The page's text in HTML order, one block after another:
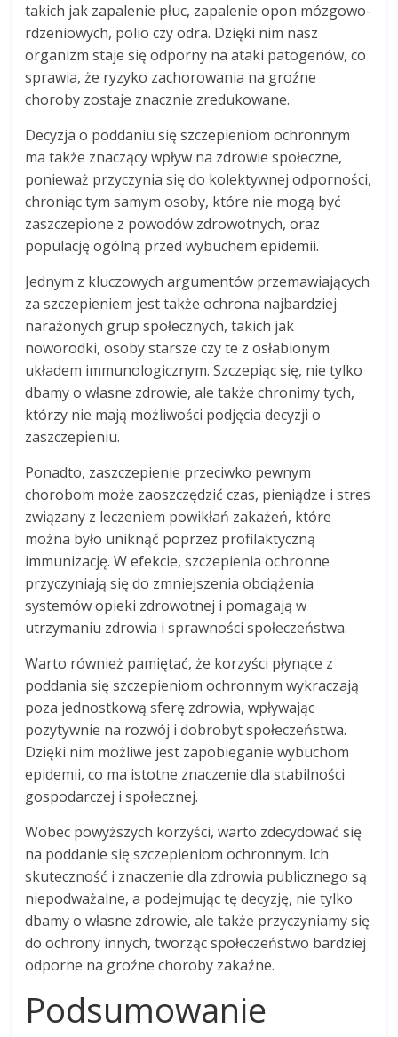
takich jak zapalenie płuc, zapalenie opon mózgowo-
rdzeniowych, polio czy odra. Dzięki nim nasz
organizm staje się odporny na ataki patogenów, co
sprawia, że ryzyko zachorowania na groźne
choroby zostaje znacznie zredukowane.
Decyzja o poddaniu się szczepieniom ochronnym
ma także znaczący wpływ na zdrowie społeczne,
ponieważ przyczynia się do kolektywnej odporności,
chroniąc tym samym osoby, które nie mogą być
zaszczepione z powodów zdrowotnych, oraz
populację ogólną przed wybuchem epidemii.
Jednym z kluczowych argumentów przemawiających
za szczepieniem jest także ochrona najbardziej
narażonych grup społecznych, takich jak
noworodki, osoby starsze czy te z osłabionym
układem immunologicznym. Szczepiąc się, nie tylko
dbamy o własne zdrowie, ale także chronimy tych,
którzy nie mają możliwości podjęcia decyzji o
zaszczepieniu.
Ponadto, zaszczepienie przeciwko pewnym
chorobom może zaoszczędzić czas, pieniądze i stres
związany z leczeniem powikłań zakażeń, które
można było uniknąć poprzez profilaktyczną
immunizację. W efekcie, szczepienia ochronne
przyczyniają się do zmniejszenia obciążenia
systemów opieki zdrowotnej i pomagają w
utrzymaniu zdrowia i sprawności społeczeństwa.
Warto również pamiętać, że korzyści płynące z
poddania się szczepieniom ochronnym wykraczają
poza jednostkową sferę zdrowia, wpływając
pozytywnie na rozwój i dobrobyt społeczeństwa.
Dzięki nim możliwe jest zapobieganie wybuchom
epidemii, co ma istotne znaczenie dla stabilności
gospodarczej i społecznej.
Wobec powyższych korzyści, warto zdecydować się
na poddanie się szczepieniom ochronnym. Ich
skuteczność i znaczenie dla zdrowia publicznego są
niepodważalne, a podejmując tę decyzję, nie tylko
dbamy o własne zdrowie, ale także przyczyniamy się
do ochrony innych, tworząc społeczeństwo bardziej
odporne na groźne choroby zakaźne.
Podsumowanie